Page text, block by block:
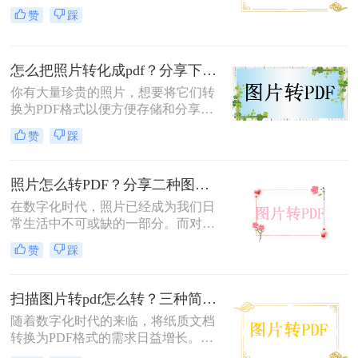
一种非常实用的文件格式转换方式。
下面，我们来详细介绍一下jpg文件怎
有跨平台、易于分享和保护文档内容
等优点。那么图片转pdf格式怎么弄
赞 踩
怎么把照片转化成pdf？分享下面的方法去试试！
你有大量珍贵的照片，想要将它们转
换为PDF格式以便方便存储和分享
吗？那么，你来对地方了！在本篇文
章中，我们将详细介绍怎么把照片转
务。
赞 踩
照片怎么转PDF？分享二种图片转PDF工具！
在数字化时代，照片已经成为我们日
常生活中不可或缺的一部分。而对于
一些重要的照片，我们可能希望将它
们转换为PDF格式，以便更好地管理
文将为您介绍几种照片转PDF的方
法，帮助您轻松实现这一目标。
赞 踩
扫描图片转pdf怎么转？三种简单实用的方法！
随着数字化时代的来临，将纸质文档
转换为PDF格式的需求日益增长。对
于已经数字化的图片，我们可以直接